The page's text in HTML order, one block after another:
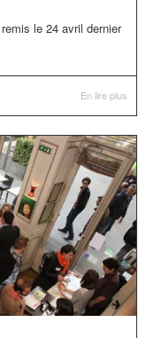
le 24 avril dernier
En lire plus